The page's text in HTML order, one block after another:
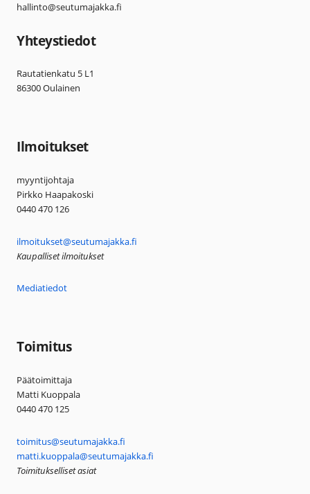
hallinto@seutumajakka.fi
Yhteystiedot
Rautatienkatu 5 L1
86300 Oulainen
Ilmoitukset
myyntijohtaja
Pirkko Haapakoski
0440 470 126
ilmoitukset@seutumajakka.fi
Kaupalliset ilmoitukset
Mediatiedot
Toimitus
Päätoimittaja
Matti Kuoppala
0440 470 125
toimitus@seutumajakka.fi
matti.kuoppala@seutumajakka.fi
Toimitukselliset asiat